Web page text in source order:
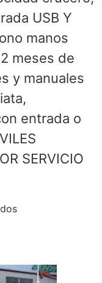
USB Y
manos
meses de
y manuales
entrada o
SERVICIO